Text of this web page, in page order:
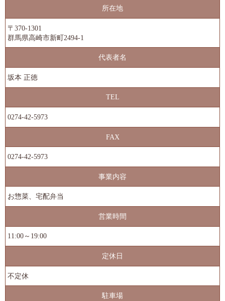
所在地
〒370-1301
群馬県高崎市新町2494-1
代表者名
坂本 正徳
TEL
0274-42-5973
FAX
0274-42-5973
事業内容
お惣菜、宅配弁当
営業時間
11:00～19:00
定休日
不定休
駐車場